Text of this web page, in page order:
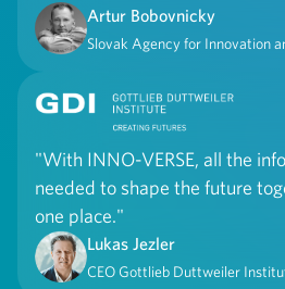
Artur Bobovnicky
Slovak Agency for Innovation
"With INNO-VERSE, all the
needed to shape the future
one place."
Lukas Jezler
CEO Gottlieb Duttweiler